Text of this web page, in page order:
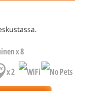
x 8
x 2